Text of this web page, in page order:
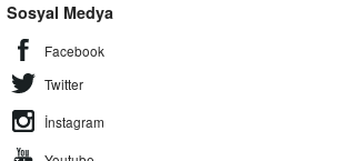
Sosyal Medya
Facebook
Twitter
İnstagram